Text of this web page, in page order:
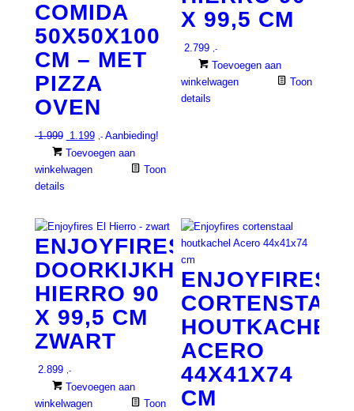
COMIDA
50X50X100
CM – MET
PIZZA
OVEN
1.999
Oorspronkelijke
prijs
was:
1.199Huidige
prijs
,- Aanbieding!
Toevoegen aan
winkelwagen
Toon
details
X 99,5 CM
2.799 ,-
Toevoegen aan
winkelwagen
Toon
details
ENJOYFIRES
DOORKIJKHAARD
HIERRO 90
X 99,5 CM
ZWART
2.899 ,-
Toevoegen aan
winkelwagen
Toon
ENJOYFIRES
CORTENSTAAL
HOUTKACHEL
ACERO
44X41X74
CM